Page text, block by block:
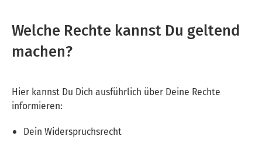
Welche Rechte kannst Du geltend
machen?
Hier kannst Du Dich ausführlich über Deine Rechte
informieren:
Dein Widerspruchsrecht